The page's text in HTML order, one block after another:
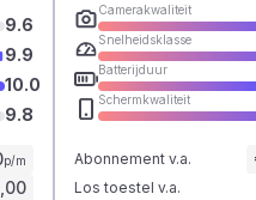
9.6
9.9
10.0
9.8
p/m
Camerakwaliteit
Snelheidsklasse
Batterijduur
Schermkwaliteit
Abonnement v.a.
Los toestel v.a.